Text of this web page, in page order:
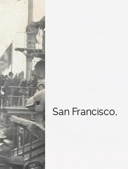
San Francisco,